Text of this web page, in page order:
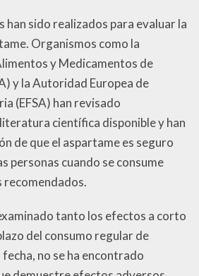
han sido realizados para evaluar la
Organismos como la
y Medicamentos de
y la Autoridad Europea de
(EFSA) han revisado
científica disponible y han
de que el aspartame es seguro
personas cuando se consume
recomendados.
tanto los efectos a corto
del consumo regular de
no se ha encontrado